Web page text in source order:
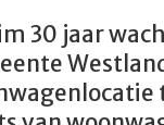
30 jaar